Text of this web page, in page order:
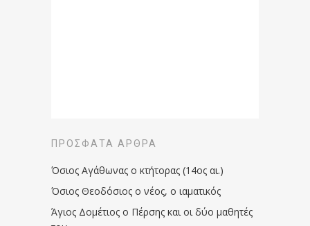
ΠΡΌΣΦΑΤΑ ΆΡΘΡΑ
Όσιος Αγάθωνας ο κτήτορας (14ος αι.)
Όσιος Θεοδόσιος ο νέος, ο ιαματικός
Άγιος Δομέτιος ο Πέρσης και οι δύο μαθητές